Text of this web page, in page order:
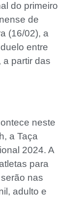
do primeiro
de
(16/02), a
entre
partir das
neste
a Taça
2024. A
para
nas
adulto e